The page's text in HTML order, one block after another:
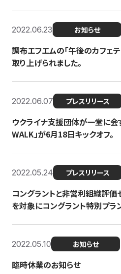
2022.06.23 お知らせ
調布エフエムの「午後のカフェ
取り上げられました。
2022.06.07 プレスリリース
ウクライナ支援団体が一堂に会
WALK」が6月18日キックオフ。
2022.05.24 プレスリリース
コングラントと非営利組織評価
を対象にコングラント特別プラ
2022.05.10 お知らせ
臨時休業のお知らせ